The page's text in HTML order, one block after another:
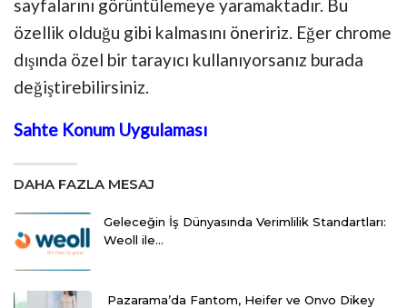
sayfalarını görüntülemeye yaramaktadır. Bu
özellik olduğu gibi kalmasını öneririz. Eğer chrome
dışında özel bir tarayıcı kullanıyorsanız burada
değiştirebilirsiniz.
Sahte Konum Uygulaması
DAHA FAZLA MESAJ
Geleceğin İş Dünyasında Verimlilik Standartları:
Weoll ile…
Pazarama’da Fantom, Heifer ve Onvo Dikey